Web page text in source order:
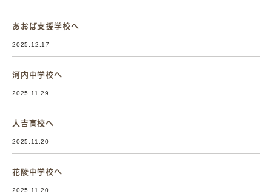
あおば支援学校へ
2025.12.17
河内中学校へ
2025.11.29
人吉高校へ
2025.11.20
花陵中学校へ
2025.11.20